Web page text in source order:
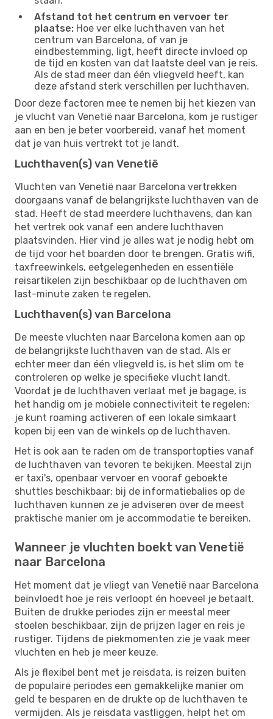
Afstand tot het centrum en vervoer ter
plaatse: Hoe ver elke luchthaven van het
centrum van Barcelona, of van je
eindbestemming, ligt, heeft directe invloed op
de tijd en kosten van dat laatste deel van je reis.
Als de stad meer dan één vliegveld heeft, kan
deze afstand sterk verschillen per luchthaven.
Door deze factoren mee te nemen bij het kiezen van
je vlucht van Venetië naar Barcelona, kom je rustiger
aan en ben je beter voorbereid, vanaf het moment
dat je van huis vertrekt tot je landt.
Luchthaven(s) van Venetië
Vluchten van Venetië naar Barcelona vertrekken
doorgaans vanaf de belangrijkste luchthaven van de
stad. Heeft de stad meerdere luchthavens, dan kan
het vertrek ook vanaf een andere luchthaven
plaatsvinden. Hier vind je alles wat je nodig hebt om
de tijd voor het boarden door te brengen. Gratis wifi,
taxfreewinkels, eetgelegenheden en essentiële
reisartikelen zijn beschikbaar op de luchthaven om
last-minute zaken te regelen.
Luchthaven(s) van Barcelona
De meeste vluchten naar Barcelona komen aan op
de belangrijkste luchthaven van de stad. Als er
echter meer dan één vliegveld is, is het slim om te
controleren op welke je specifieke vlucht landt.
Voordat je de luchthaven verlaat met je bagage, is
het handig om je mobiele connectiviteit te regelen:
je kunt roaming activeren of een lokale simkaart
kopen bij een van de winkels op de luchthaven.
Het is ook aan te raden om de transportopties vanaf
de luchthaven van tevoren te bekijken. Meestal zijn
er taxi's, openbaar vervoer en vooraf geboekte
shuttles beschikbaar; bij de informatiebalies op de
luchthaven kunnen ze je adviseren over de meest
praktische manier om je accommodatie te bereiken.
Wanneer je vluchten boekt van Venetië
naar Barcelona
Het moment dat je vliegt van Venetië naar Barcelona
beïnvloedt hoe je reis verloopt én hoeveel je betaalt.
Buiten de drukke periodes zijn er meestal meer
stoelen beschikbaar, zijn de prijzen lager en reis je
rustiger. Tijdens de piekmomenten zie je vaak meer
vluchten en heb je meer keuze.
Als je flexibel bent met je reisdata, is reizen buiten
de populaire periodes een gemakkelijke manier om
geld te besparen en de drukte op de luchthaven te
vermijden. Als je reisdata vastliggen, helpt het om